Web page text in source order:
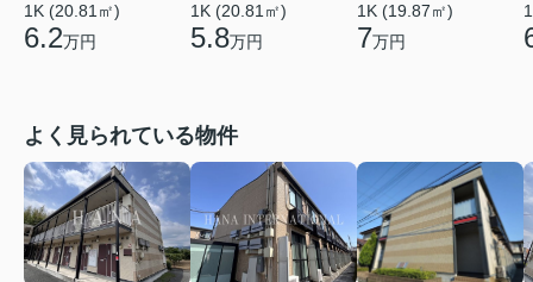
1K (20.81㎡)
6.2万円
1K (20.81㎡)
5.8万円
1K (19.87㎡)
7万円
よく見られている物件